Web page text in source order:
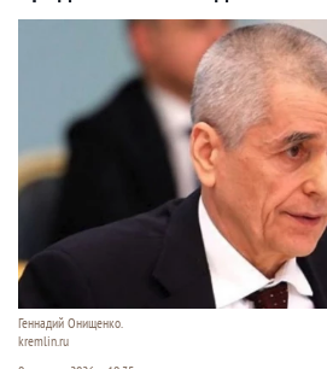
Геннадий Онищенко.
kremlin.ru